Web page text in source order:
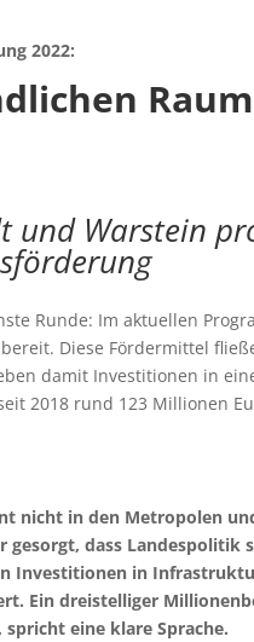
2022:
und Warstein
Runde: Im aktuellen
Diese Fördermittel
damit Investitionen in
2018 rund 123 Millionen
nicht in den Metropolen
gesorgt, dass Landespolitik
Investitionen in
Ein dreistelliger
eine klare Sprache.